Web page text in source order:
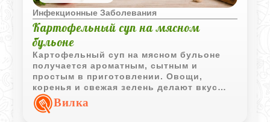
Инфекционные Заболевания
Картофельный суп на мясном
бульоне
Картофельный суп на мясном бульоне
получается ароматным, сытным и
простым в приготовлении. Овощи,
коренья и свежая зелень делают вкус
насыщенным и домашним.
Вилка